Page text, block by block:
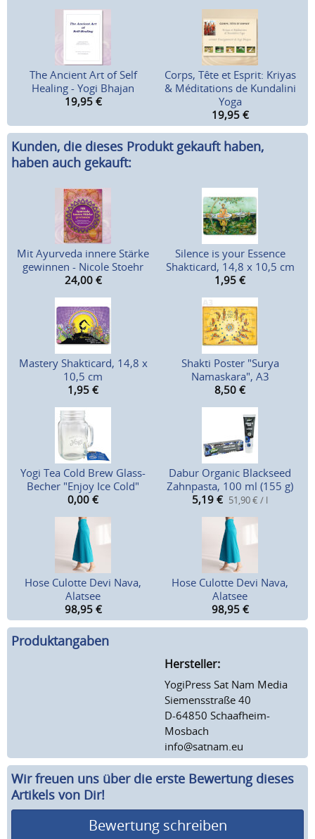
The Ancient Art of Self
Healing - Yogi Bhajan
19,95 €
Corps, Tête et Esprit: Kriyas
& Méditations de Kundalini
Yoga
19,95 €
Kunden, die dieses Produkt gekauft haben,
haben auch gekauft:
Mit Ayurveda innere Stärke
gewinnen - Nicole Stoehr
24,00 €
Silence is your Essence
Shakticard, 14,8 x 10,5 cm
1,95 €
Mastery Shakticard, 14,8 x
10,5 cm
1,95 €
Shakti Poster "Surya
Namaskara", A3
8,50 €
Yogi Tea Cold Brew Glass-
Becher "Enjoy Ice Cold"
0,00 €
Dabur Organic Blackseed
Zahnpasta, 100 ml (155 g)
5,19 € 51,90 € / l
Hose Culotte Devi Nava,
Alatsee
98,95 €
Hose Culotte Devi Nava,
Alatsee
98,95 €
Produktangaben
Hersteller:
YogiPress Sat Nam Media
Siemensstraße 40
D-64850 Schaafheim-
Mosbach
info@satnam.eu
Wir freuen uns über die erste Bewertung dieses
Artikels von Dir!
Bewertung schreiben